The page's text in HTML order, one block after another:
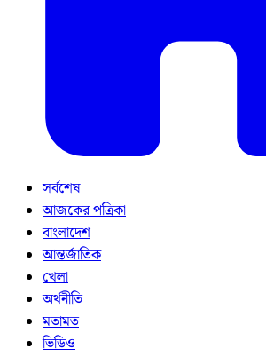
সর্বশেষ
আজকের পত্রিকা
বাংলাদেশ
আন্তর্জাতিক
খেলা
অর্থনীতি
মতামত
ভিডিও